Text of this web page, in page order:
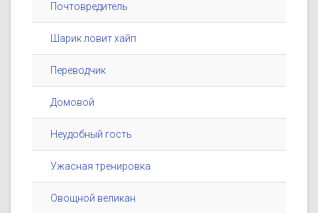
Почтовредитель
Шарик ловит хайп
Переводчик
Домовой
Неудобный гость
Ужасная тренировка
Овощной великан